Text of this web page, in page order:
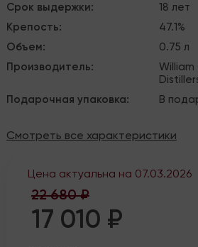
Срок выдержки:
18 лет
Крепость:
47.1%
Объем:
0.75 л
Производитель:
William
Подарочная упаковка: В
Смотреть все характеристики
Цена актуальна на 07.03.2026
22 680 ₽
17 010 ₽